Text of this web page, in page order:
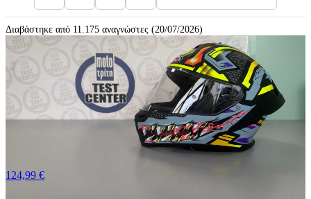
Διαβάστηκε από 11.175 αναγνώστες (20/07/2026)
124,99 €